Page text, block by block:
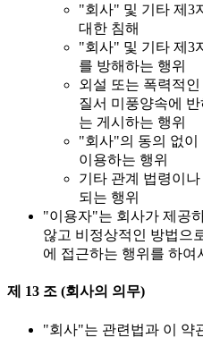
"회사" 및 기타 제3
대한 침해
"회사" 및 기타 제3
를 방해하는 행위
외설 또는 폭력적
질서 미풍양속에
는 게시하는 행위
"회사"의 동의 없이
이용하는 행위
기타 관계 법령이
되는 행위
"이용자"는 회사가 제공
않고 비정상적인 방법으
에 접근하는 행위를 하여
제 13 조 (회사의 의무)
"회사"는 관련법과 이 약